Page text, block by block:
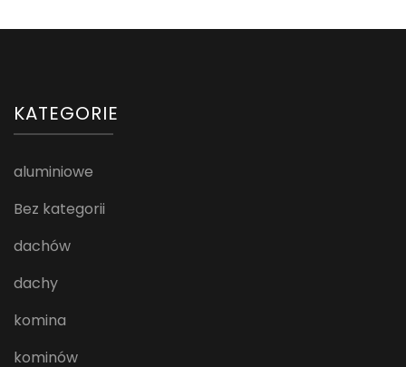
KATEGORIE
aluminiowe
Bez kategorii
dachów
dachy
komina
kominów